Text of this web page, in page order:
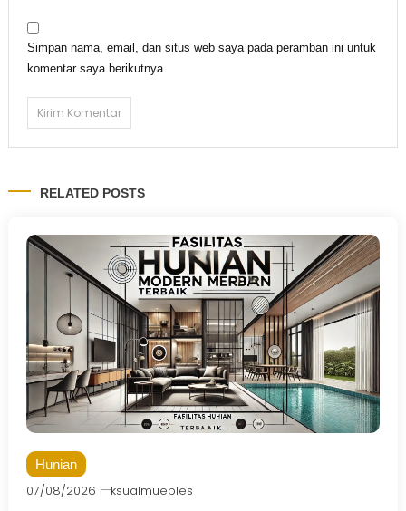
Simpan nama, email, dan situs web saya pada peramban ini untuk
komentar saya berikutnya.
RELATED POSTS
Hunian
07/08/2026 ksualmuebles